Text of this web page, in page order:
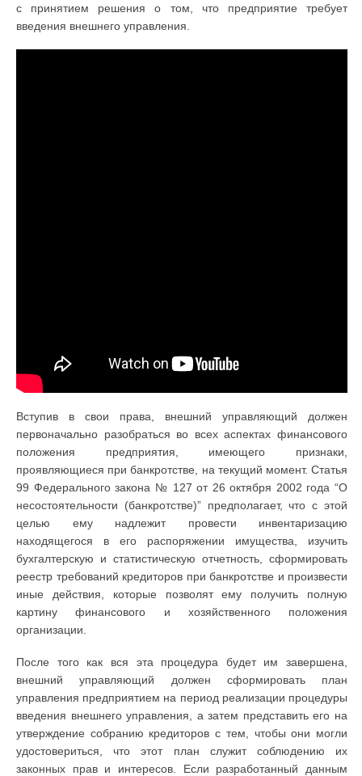
с принятием решения о том, что предприятие требует
введения внешнего управления.
Вступив в свои права, внешний управляющий должен
первоначально разобраться во всех аспектах финансового
положения предприятия, имеющего признаки,
проявляющиеся при банкротстве, на текущий момент. Статья
99 Федерального закона № 127 от 26 октября 2002 года “О
несостоятельности (банкротстве)” предполагает, что с этой
целью ему надлежит провести инвентаризацию
находящегося в его распоряжении имущества, изучить
бухгалтерскую и статистическую отчетность, сформировать
реестр требований кредиторов при банкротстве и произвести
иные действия, которые позволят ему получить полную
картину финансового и хозяйственного положения
организации.
После того как вся эта процедура будет им завершена,
внешний управляющий должен сформировать план
управления предприятием на период реализации процедуры
введения внешнего управления, а затем представить его на
утверждение собранию кредиторов с тем, чтобы они могли
удостовериться, что этот план служит соблюдению их
законных прав и интересов. Если разработанный данным